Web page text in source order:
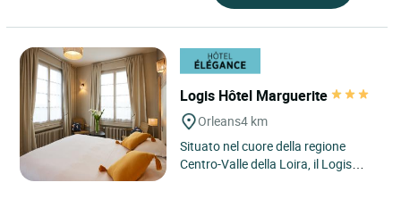
Logis Hôtel Marguerite
Orleans4 km
Situato nel cuore della regione
Centro-Valle della Loira, il Logis